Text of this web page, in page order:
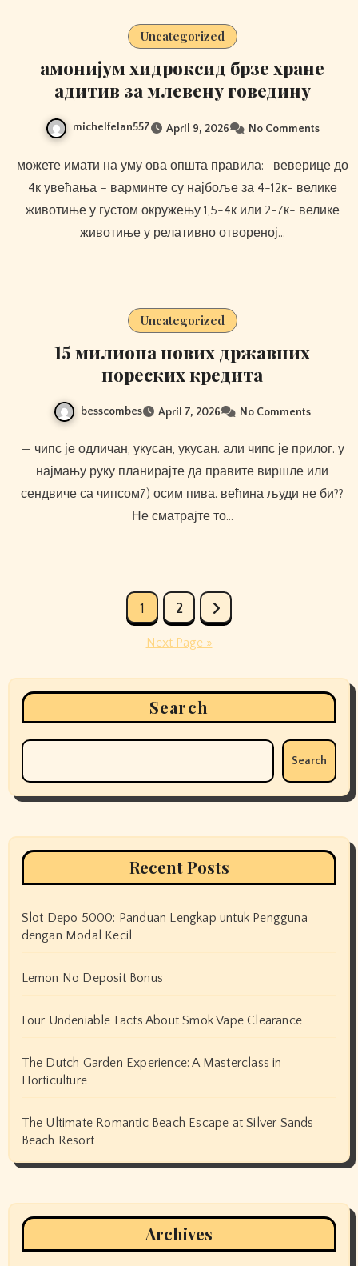
Uncategorized
амонијум хидроксид брзе хране
адитив за млевену говедину
michelfelan557 April 9, 2026 No Comments
можете имати на уму ова општа правила:- веверице до
4к увећања – варминте су најбоље за 4-12к- велике
животиње у густом окружењу 1,5-4к или 2-7к- велике
животиње у релативно отвореној…
Uncategorized
15 милиона нових државних
пореских кредита
besscombes April 7, 2026 No Comments
— чипс је одличан, укусан, укусан. али чипс је прилог. у
најмању руку планирајте да правите виршле или
сендвиче са чипсом7) осим пива. већина људи не би??
Не сматрајте то…
1 2
Next Page »
Search
Search
Recent Posts
Slot Depo 5000: Panduan Lengkap untuk Pengguna
dengan Modal Kecil
Lemon No Deposit Bonus
Four Undeniable Facts About Smok Vape Clearance
The Dutch Garden Experience: A Masterclass in
Horticulture
The Ultimate Romantic Beach Escape at Silver Sands
Beach Resort
Archives